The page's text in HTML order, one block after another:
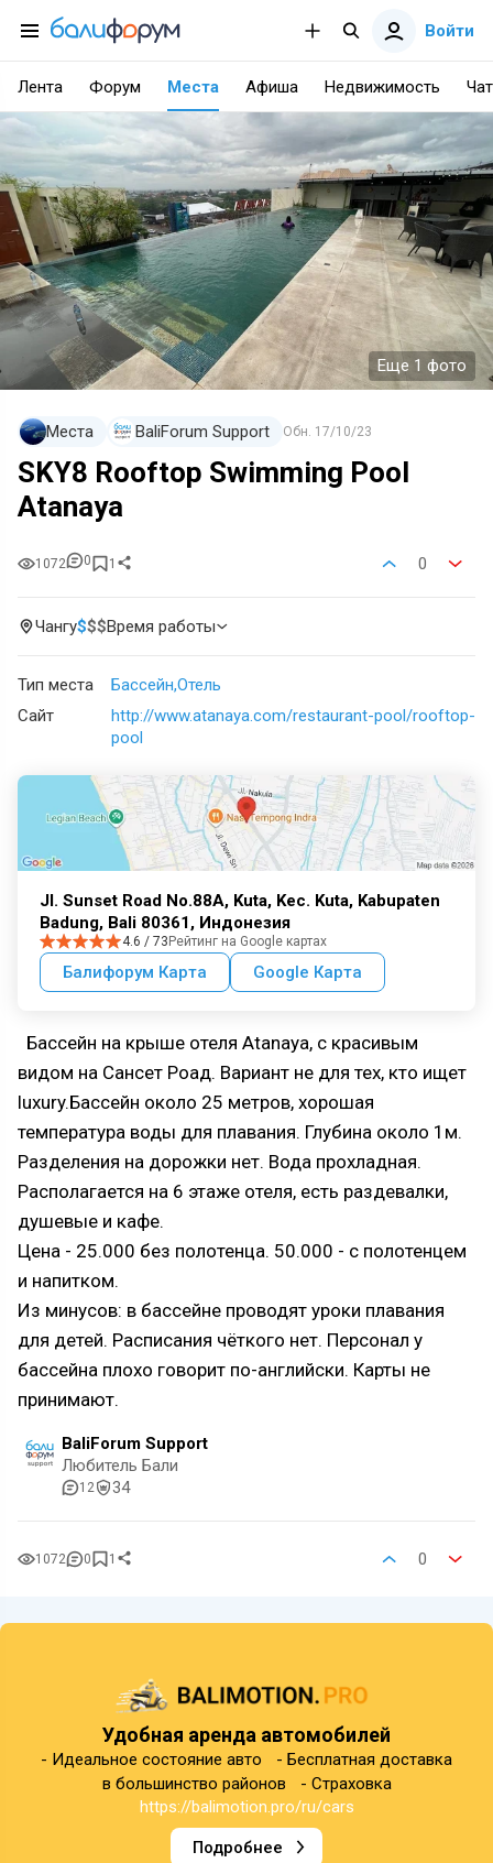
Войти
Лента Форум Места Афиша Недвижимость Чат
Еще 1 фото
Места BaliForum Support Обн. 17/10/23
SKY8 Rooftop Swimming Pool
Atanaya
1072 0 1 0
Чангу$$$Время работы
Тип места Бассейн Отель
Сайт
http://www.atanaya.com/restaurant-pool/rooftop-
pool
Jl. Sunset Road No.88A, Kuta, Kec. Kuta, Kabupaten
Badung, Bali 80361, Индонезия
4.6 / 73 Рейтинг на Google картах
Балифорум Карта Google Карта
Бассейн на крыше отеля Atanaya, с красивым
видом на Сансет Роад. Вариант не для тех, кто ищет
luxury.Бассейн около 25 метров, хорошая
температура воды для плавания. Глубина около 1м.
Разделения на дорожки нет. Вода прохладная.
Располагается на 6 этаже отеля, есть раздевалки,
душевые и кафе.
Цена - 25.000 без полотенца. 50.000 - с полотенцем
и напитком.
Из минусов: в бассейне проводят уроки плавания
для детей. Расписания чёткого нет. Персонал у
бассейна плохо говорит по-английски. Карты не
принимают.
BaliForum Support
Любитель Бали
12 34
1072 0 1 0
Удобная аренда автомобилей
- Идеальное состояние авто - Бесплатная доставка
в большинство районов - Страховка
https://balimotion.pro/ru/cars
Подробнее